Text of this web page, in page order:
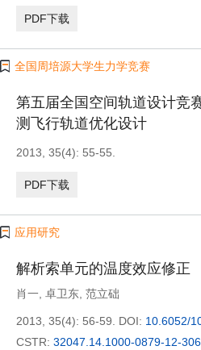
PDF下载
全国周培源大学生力学竞赛
第五届全国空间轨道设计竞
测飞行轨道优化设计
2013, 35(4): 55-55.
PDF下载
应用研究
解析索单元的温度效应修正
肖一 卓卫东 范立础
2013, 35(4): 56-59. DOI: 10.6052/
CSTR: 32047.14.1000-0879-12-306